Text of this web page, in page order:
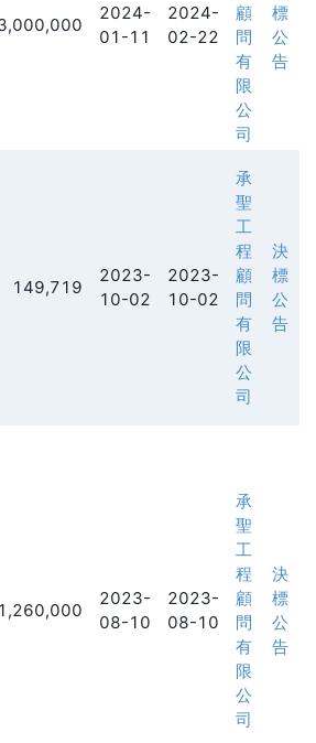
2024-
01-11
2024-
02-22
顧
問
有
限
公
司
標
公
告
149,719
2023-
10-02
2023-
10-02
承
聖
工
程
顧
問
有
限
公
司
決
標
公
告
1,260,000
2023-
08-10
2023-
08-10
承
聖
工
程
顧
問
有
限
公
司
決
標
公
告